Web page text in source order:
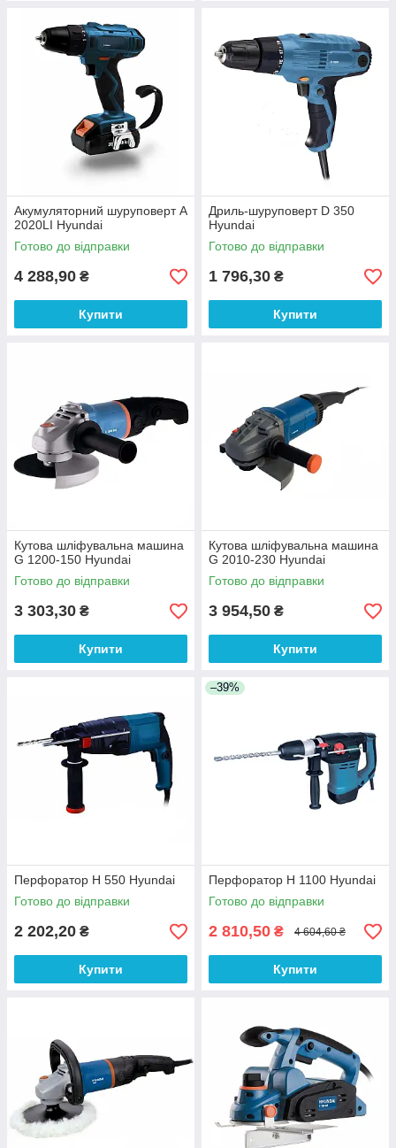
Акумуляторний шуруповерт A
2020LI Hyundai
Готово до відправки
4 288,90 ₴
Купити
Дриль-шуруповерт D 350
Hyundai
Готово до відправки
1 796,30 ₴
Купити
Кутова шліфувальна машина
G 1200-150 Hyundai
Готово до відправки
3 303,30 ₴
Купити
Кутова шліфувальна машина
G 2010-230 Hyundai
Готово до відправки
3 954,50 ₴
Купити
Перфоратор H 550 Hyundai
Готово до відправки
2 202,20 ₴
Купити
–39%
Перфоратор H 1100 Hyundai
Готово до відправки
2 810,50 ₴ 4 604,60 ₴
Купити